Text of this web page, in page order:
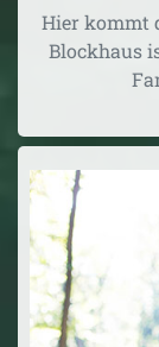
Hier kommt
Blockhaus